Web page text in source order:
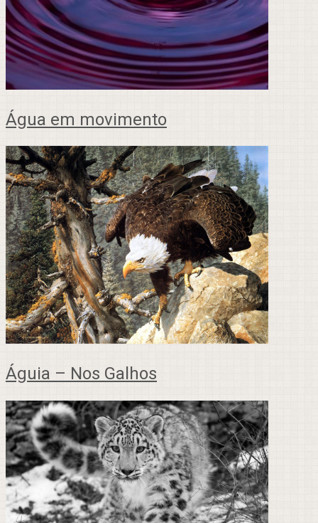
Água em movimento
Águia – Nos Galhos